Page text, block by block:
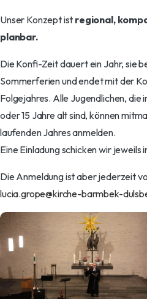
Unser Konzept ist regional,
planbar.
Die Konfi-Zeit dauert ein Jahr, sie
Sommerferien und endet mit der
Folgejahres. Alle Jugendlichen, die
oder 15 Jahre alt sind, können
laufenden Jahres anmelden.
Eine Einladung schicken wir jeweils
Die Anmeldung ist aber jederzeit
lucia.grope@kirche-barmbek-